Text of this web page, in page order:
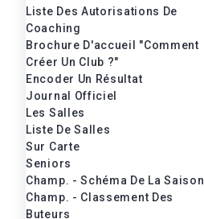
Liste Des Autorisations De
Coaching
Brochure D'accueil "Comment
Créer Un Club ?"
Encoder Un Résultat
Journal Officiel
Les Salles
Liste De Salles
Sur Carte
Seniors
Champ. - Schéma De La Saison
Champ. - Classement Des
Buteurs